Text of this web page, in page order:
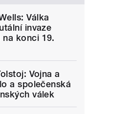
Válka
invaze
na konci 19.
Vojna a
a společenská
válek